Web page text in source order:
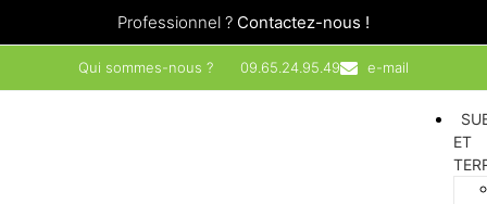
Professionnel ? Contactez-nous !
Qui sommes-nous ? 09.65.24.95.49 e-mail
ET